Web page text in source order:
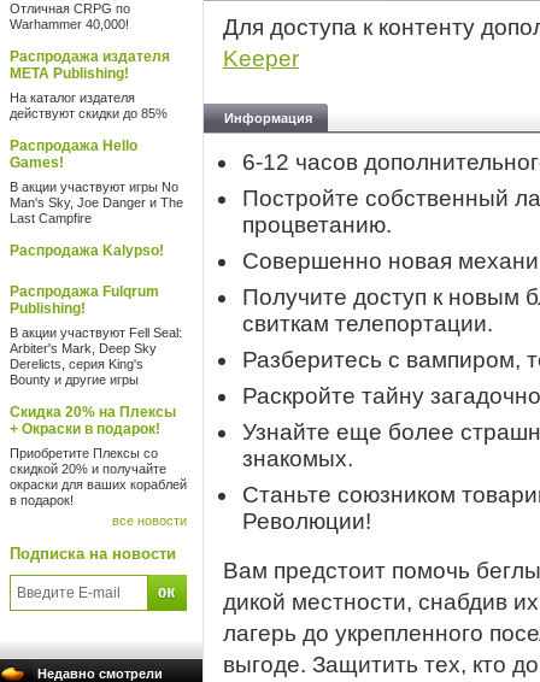
Отличная CRPG по
Warhammer 40,000!
Распродажа издателя
META Publishing!
На каталог издателя
действуют скидки до 85%
Распродажа Hello
Games!
В акции участвуют игры No
Man's Sky, Joe Danger и The
Last Campfire
Распродажа Kalypso!
Распродажа Fulqrum
Publishing!
В акции участвуют Fell Seal:
Arbiter's Mark, Deep Sky
Derelicts, серия King's
Bounty и другие игры
Скидка 20% на Плексы
+ Окраски в подарок!
Приобретите Плексы со
скидкой 20% и получайте
окраски для ваших кораблей
в подарок!
все новости
Подписка на новости
Недавно смотрели
Для доступа к контенту
Keeper
Информация
6-12 часов
Постройте собственный
процветанию.
Совершенно новая
Получите доступ к новым
свиткам телепортации.
Разберитесь с
Раскройте тайну
Узнайте еще более
знакомых.
Станьте союзником
Революции!
Вам предстоит помочь
дикой местности, снабдив
лагерь до укрепленного
выгоде. Защитить тех, кто